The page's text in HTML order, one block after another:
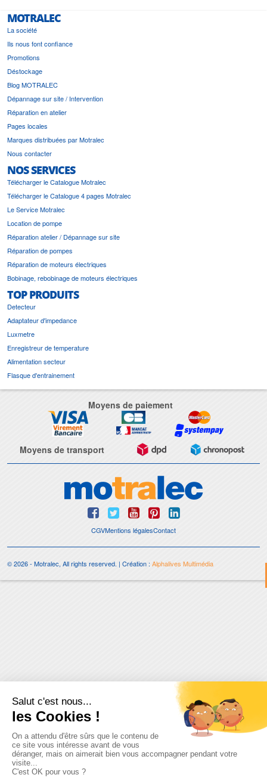
MOTRALEC
La société
Ils nous font confiance
Promotions
Déstockage
Blog MOTRALEC
Dépannage sur site / Intervention
Réparation en atelier
Pages locales
Marques distribuées par Motralec
Nous contacter
NOS SERVICES
Télécharger le Catalogue Motralec
Télécharger le Catalogue 4 pages Motralec
Le Service Motralec
Location de pompe
Réparation atelier / Dépannage sur site
Réparation de pompes
Réparation de moteurs électriques
Bobinage, rebobinage de moteurs électriques
TOP PRODUITS
Detecteur
Adaptateur d'impedance
Luxmetre
Enregistreur de temperature
Alimentation secteur
Flasque d'entrainement
Moyens de paiement
Moyens de transport
CGVMentions légalesContact
© 2026 - Motralec, All rights reserved. | Création :Alphalives Multimédia